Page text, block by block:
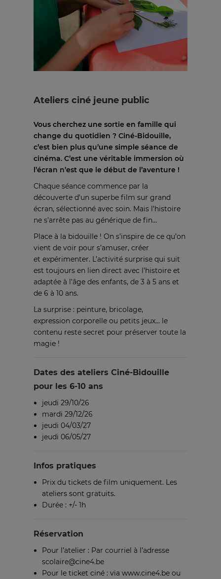
Ateliers ciné jeune public
Vous cherchez une sortie en famille qui
change du quotidien ? Ciné-Bidouille,
c’est bien plus qu’une simple séance de
cinéma. C’est une véritable immersion où
l’écran n’est que le début de l’aventure !
Chaque séance commence par la
découverte d’un superbe film sur grand
écran, sélectionné avec soin. Mais l’histoire
ne s’arrête pas au générique de fin…
Place à la bidouille ! On s’inspire de ce qu’on
vient de voir pour s’amuser, créer
et expérimenter. L’activité surprise qui suit
est toujours en lien direct avec l’histoire et
adaptée à l’âge des enfants, de 3 à 5 ans et
de 6 à 10 ans.
La surprise : peinture, bricolage,
expression corporelle ou petits jeux… le
contenu reste secret pour préserver toute la
magie !
Dates des ateliers Ciné-Bidouille
pour les 6-10 ans
jeudi 29/10/26
mardi 29/12/26
jeudi 04/03/27
jeudi 06/05/27
Infos pratiques
Prix du tickets de film uniquement. Les
ateliers sont gratuits.
Durée : +/- 1h
Réservation
Pour l’atelier : Par courriel à l’adresse
scolaire@cine4.be
Pour le ticket ciné : via www.cine4.be ou